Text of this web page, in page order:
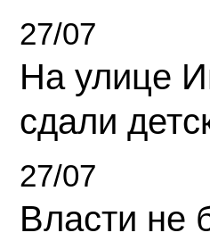
27/07
На улице
сдали
27/07
Власти не